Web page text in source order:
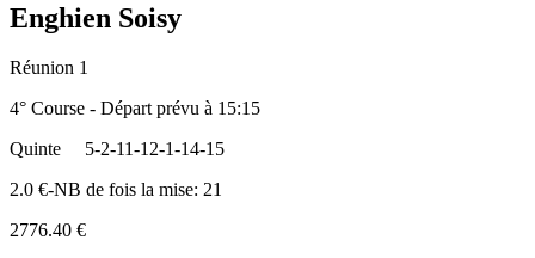
Enghien Soisy
Réunion 1
4° Course - Départ prévu à 15:15
Quinte
5-2-11-12-1-14-15
2.0 €-NB de fois la mise: 21
2776.40 €